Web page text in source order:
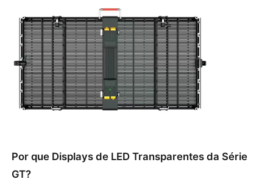
Contacte-nos
Notícias
Solicitar Orçamento
Por que Displays de LED Transparentes da Série
GT?